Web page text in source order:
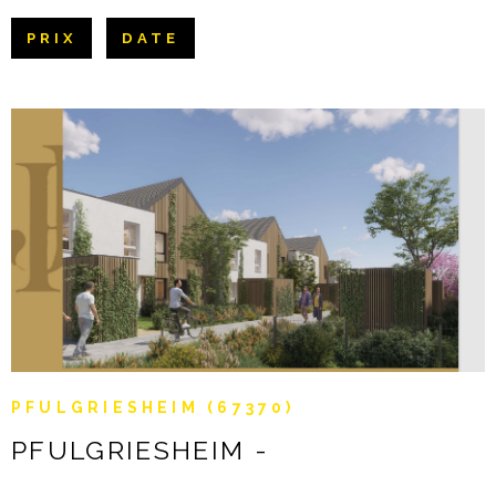
PRIX DATE
PFULGRIESHEIM (67370)
PFULGRIESHEIM -
VOIR LE BIEN
CRITÈRES SUPPLÉMENTAIRES
Parking
Terrasse